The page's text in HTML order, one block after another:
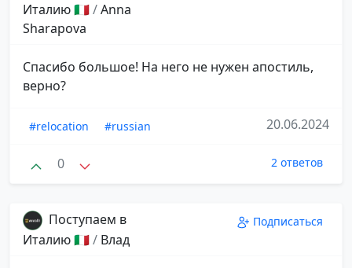
Италию 🇮🇹/Anna
Sharapova
Спасибо большое! На него не нужен апостиль,
верно?
#relocation #russian 20.06.2024
0 2 ответов
Поступаем в
Италию 🇮🇹/ Влад
Подписаться